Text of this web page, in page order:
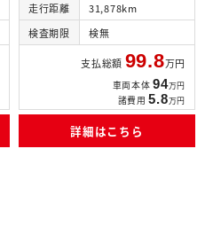
走行距離
31,878km
検査期限
検無
支払総額 99.8万円
車両本体 94万円
諸費用 5.8万円
詳細はこちら